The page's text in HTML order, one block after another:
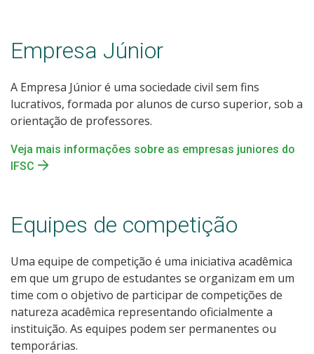
Empresa Júnior
A Empresa Júnior é uma sociedade civil sem fins
lucrativos, formada por alunos de curso superior, sob a
orientação de professores.
Veja mais informações sobre as empresas juniores do
IFSC
Equipes de competição
Uma equipe de competição é uma iniciativa acadêmica
em que um grupo de estudantes se organizam em um
time com o objetivo de participar de competições de
natureza acadêmica representando oficialmente a
instituição. As equipes podem ser permanentes ou
temporárias.